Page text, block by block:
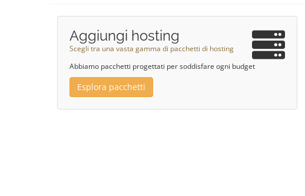
Aggiungi hosting
Scegli tra una vasta gamma di pacchetti di hosting
Abbiamo pacchetti progettati per soddisfare ogni budget
Esplora pacchetti